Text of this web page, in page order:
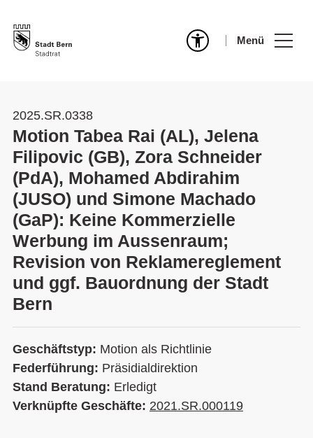
Menü
2025.SR.0338
Motion Tabea Rai (AL), Jelena
Filipovic (GB), Zora Schneider
(PdA), Mohamed Abdirahim
(JUSO) und Simone Machado
(GaP): Keine Kommerzielle
Werbung im Aussenraum;
Revision von Reklamereglement
und ggf. Bauordnung der Stadt
Bern
Geschäftstyp: Motion als Richtlinie
Federführung: Präsidialdirektion
Stand Beratung: Erledigt
Verknüpfte Geschäfte: 2021.SR.000119